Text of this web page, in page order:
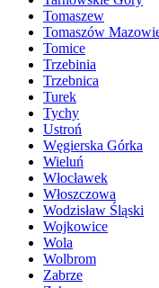
Tomaszew
Tomaszów
Tomice
Trzebinia
Trzebnica
Turek
Tychy
Ustroń
Węgierska Górka
Wieluń
Włocławek
Włoszczowa
Wodzisław Śląski
Wojkowice
Wola
Wolbrom
Zabrze